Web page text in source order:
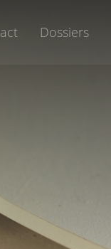
Dossiers